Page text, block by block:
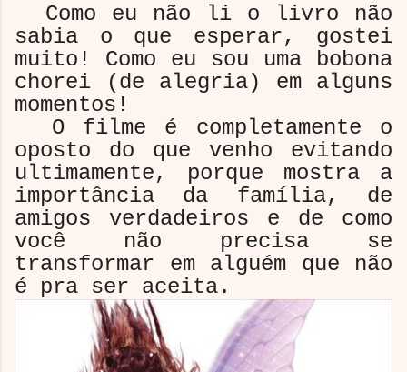
Como eu não li o livro não
sabia o que esperar, gostei
muito! Como eu sou uma bobona
chorei (de alegria) em alguns
momentos!
O filme é completamente o
oposto do que venho evitando
ultimamente, porque mostra a
importância da família, de
amigos verdadeiros e de como
você não precisa se
transformar em alguém que não
é pra ser aceita.